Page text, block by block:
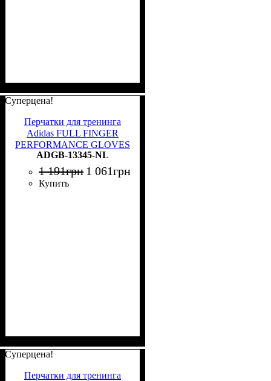
Суперцена!
Перчатки для тренинга
Adidas FULL FINGER
PERFORMANCE GLOVES
черные L ADGB-13345-NL
ADGB-13345-NL
1 191грн 1 061грн
Купить
Суперцена!
Перчатки для тренинга